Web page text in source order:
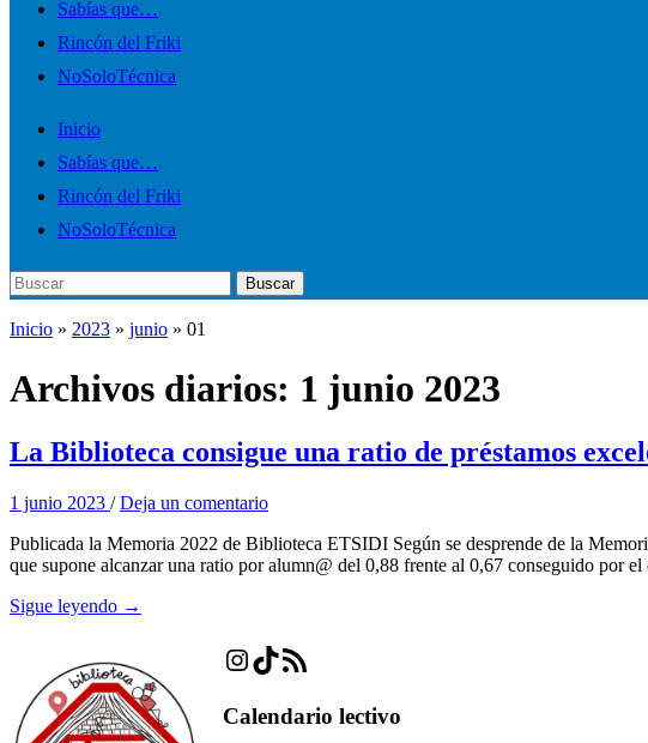
menú
móvil
Sabías que…
Rincón del Friki
NoSoloTécnica
Inicio
Sabías que…
Rincón del Friki
NoSoloTécnica
Buscar: Buscar
Inicio » 2023 » junio » 01
Archivos diarios: 1 junio 2023
La Biblioteca consigue una ratio de préstamos
1 junio 2023 /Deja un comentario
Publicada la Memoria 2022 de Biblioteca ETSIDI Según se desprende de la
que supone alcanzar una ratio por alumn@ del 0,88 frente al 0,67 conseguido por
Sigue leyendo →
Instagram
TikTok
Feed RSS
Calendario lectivo